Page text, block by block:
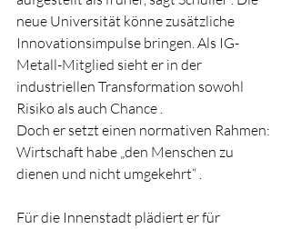
neue Universität könne zusätzliche
Innovationsimpulse bringen. Als IG-
Metall-Mitglied sieht er in der
industriellen Transformation sowohl
Risiko als auch Chance .
Doch er setzt einen normativen Rahmen:
Wirtschaft habe „den Menschen zu
dienen und nicht umgekehrt“ .
Für die Innenstadt plädiert er für